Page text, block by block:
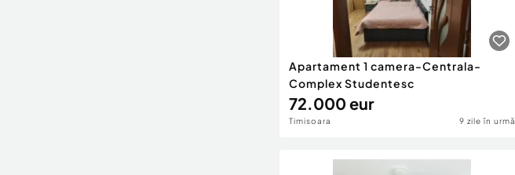
Apartament 1 camera-Centrala-
Complex Studentesc
72.000 eur
Timisoara 9 zile în urmă